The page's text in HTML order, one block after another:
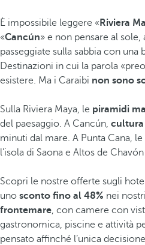
È impossibile leggere «Riviera
«Cancún» e non pensare al
passeggiate sulla sabbia con una
Destinazioni in cui la parola
esistere. Ma i Caraibi non sono
Sulla Riviera Maya, le piramidi
del paesaggio. A Cancún, cultura
minuti dal mare. A Punta Cana,
l'isola di Saona e Altos de
Scopri le nostre offerte sugli
uno sconto fino al 48% nei
frontemare, con camere con
gastronomica, piscine e attività
pensato affinché l’unica